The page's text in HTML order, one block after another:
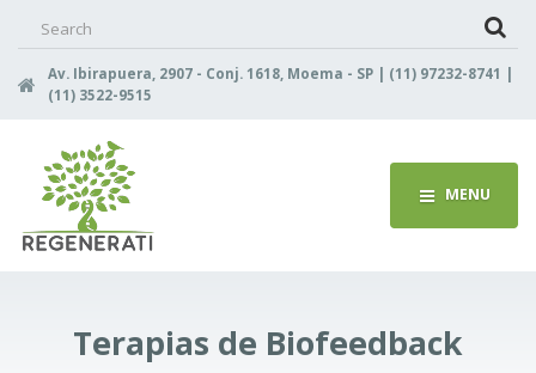
Av. Ibirapuera, 2907 - Conj. 1618, Moema - SP | (11) 97232-8741 |
(11) 3522-9515
MENU
Terapias de Biofeedback